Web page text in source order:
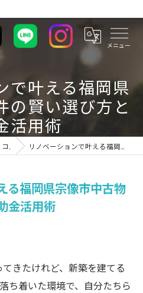
で叶える福岡県
の賢い選び方と
活用術
コラム リノベーションで叶える福岡県宗像市中古物件の賢い選び方と補助金活用術
る福岡県宗像市中古物
金活用術
てきたけれど、新築を建てる
ち着いた環境で、自分たちら